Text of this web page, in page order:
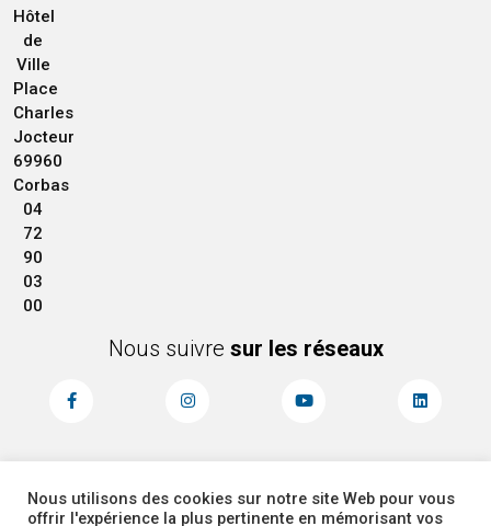
Hôtel
de
Ville
Place
Charles
Jocteur
69960
Corbas
04
72
90
03
00
Nous suivre sur les réseaux
MENTIONS LÉGALES ACCESSIBILITÉ
Nous utilisons des cookies sur notre site Web pour vous
offrir l'expérience la plus pertinente en mémorisant vos